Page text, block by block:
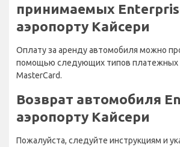
принимаемых
аэропорту Кайсери
Оплату за аренду автомобиля можно
помощью следующих типов платежных
MasterCard.
Возврат автомобиля
аэропорту Кайсери
Пожалуйста, следуйте инструкциям и